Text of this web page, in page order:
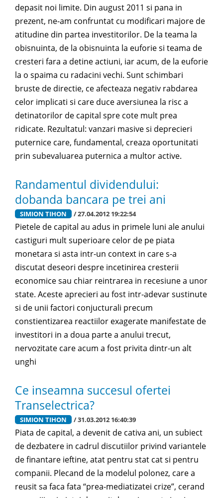
depasit noi limite. Din august 2011 si pana in
prezent, ne-am confruntat cu modificari majore de
atitudine din partea investitorilor. De la teama la
obisnuinta, de la obisnuinta la euforie si teama de
cresteri fara a detine actiuni, iar acum, de la euforie
la o spaima cu radacini vechi. Sunt schimbari
bruste de directie, ce afecteaza negativ rabdarea
celor implicati si care duce aversiunea la risc a
detinatorilor de capital spre cote mult prea
ridicate. Rezultatul: vanzari masive si deprecieri
puternice care, fundamental, creaza oportunitati
prin subevaluarea puternica a multor active.
Randamentul dividendului:
dobanda bancara pe trei ani
SIMION TIHON / 27.04.2012 19:22:54
Pietele de capital au adus in primele luni ale anului
castiguri mult superioare celor de pe piata
monetara si asta intr-un context in care s-a
discutat deseori despre incetinirea cresterii
economice sau chiar reintrarea in recesiune a unor
state. Aceste aprecieri au fost intr-adevar sustinute
si de unii factori conjucturali precum
constientizarea reactiilor exagerate manifestate de
investitori in a doua parte a anului trecut,
nervozitate care acum a fost privita dintr-un alt
unghi
Ce inseamna succesul ofertei
Transelectrica?
SIMION TIHON / 31.03.2012 16:40:39
Piata de capital, a devenit de cativa ani, un subiect
de dezbatere in cadrul discutiilor privind variantele
de finantare ieftine, atat pentru stat cat si pentru
companii. Plecand de la modelul polonez, care a
reusit sa faca fata “prea-mediatizatei crize”, cerand